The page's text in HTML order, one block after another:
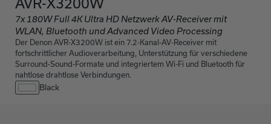
AVR-X3200W
7x 180W Full 4K Ultra HD Netzwerk AV-Receiver mit
WLAN, Bluetooth und Advanced Video Processing
Der Denon AVR-X3200W ist ein 7.2-Kanal-AV-Receiver mit
fortschrittlicher Audioverarbeitung, Unterstützung für verschiedene
Surround-Sound-Formate und integriertem Wi-Fi und Bluetooth für
nahtlose drahtlose Verbindungen.
Black